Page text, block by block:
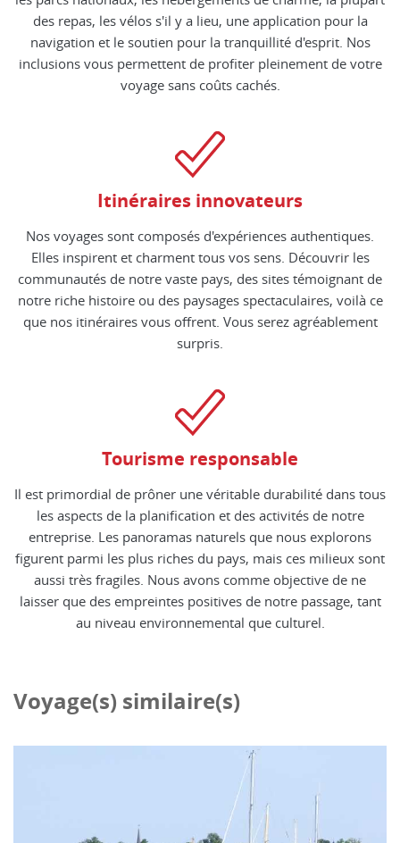
des repas, les vélos s'il y a lieu, une application pour la
navigation et le soutien pour la tranquillité d'esprit. Nos
inclusions vous permettent de profiter pleinement de votre
voyage sans coûts cachés.
Itinéraires innovateurs
Nos voyages sont composés d'expériences authentiques.
Elles inspirent et charment tous vos sens. Découvrir les
communautés de notre vaste pays, des sites témoignant de
notre riche histoire ou des paysages spectaculaires, voilà ce
que nos itinéraires vous offrent. Vous serez agréablement
surpris.
Tourisme responsable
Il est primordial de prôner une véritable durabilité dans tous
les aspects de la planification et des activités de notre
entreprise. Les panoramas naturels que nous explorons
figurent parmi les plus riches du pays, mais ces milieux sont
aussi très fragiles. Nous avons comme objective de ne
laisser que des empreintes positives de notre passage, tant
au niveau environnemental que culturel.
Voyage(s) similaire(s)